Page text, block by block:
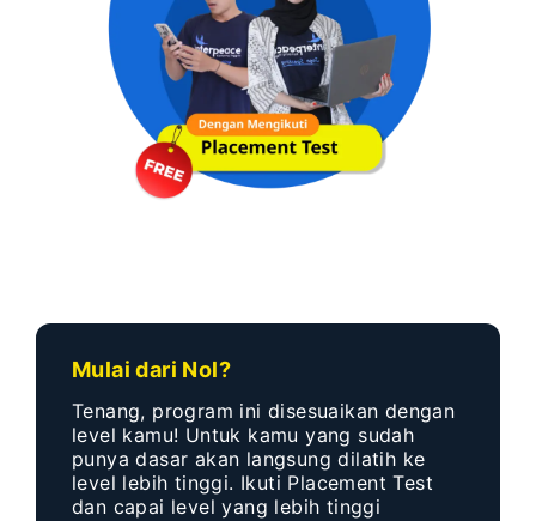
Mulai dari Nol?
Tenang, program ini disesuaikan dengan
level kamu! Untuk kamu yang sudah
punya dasar akan langsung dilatih ke
level lebih tinggi. Ikuti Placement Test
dan capai level yang lebih tinggi